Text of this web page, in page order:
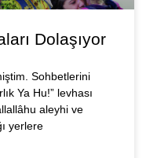
Dolaşıyor
Sohbetlerini
Ya Hu!” levhası
aleyhi ve
yerlere